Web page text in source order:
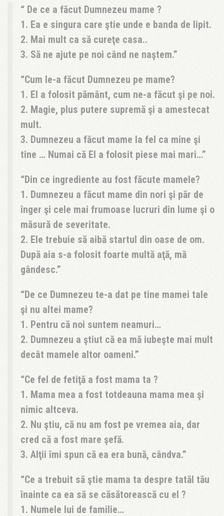
De ce a făcut Dumnezeu mame ?
1. Ea e singura care ştie unde e banda de lipit.
2. Mai mult ca să cureţe casa..
3. Să ne ajute pe noi când ne naştem.
Cum le-a făcut Dumnezeu pe mame?
1. El a folosit pământ, cum ne-a făcut şi pe noi.
2. Magie, plus putere supremă şi a amestecat
mult.
3. Dumnezeu a făcut mame la fel ca mine şi
tine … Numai că El a folosit piese mai mari…
Din ce ingrediente au fost făcute mamele?
1. Dumnezeu a făcut mame din nori şi păr de
înger şi cele mai frumoase lucruri din lume şi o
măsură de severitate.
2. Ele trebuie să aibă startul din oase de om.
După aia s-a folosit foarte multă aţă, mă
gândesc.
De ce Dumnezeu te-a dat pe tine mamei tale
şi nu altei mame?
1. Pentru că noi suntem neamuri…
2. Dumnezeu a ştiut că ea mă iubeşte mai mult
decât mamele altor oameni.
Ce fel de fetiţă a fost mama ta ?
1. Mama mea a fost totdeauna mama mea şi
nimic altceva.
2. Nu ştiu, că nu am fost pe vremea aia, dar
cred că a fost mare şefă.
3. Alţii îmi spun că ea era bună, cândva.
Ce a trebuit să ştie mama ta despre tatăl tău
înainte ca ea să se căsătorească cu el ?
1. Numele lui de familie…